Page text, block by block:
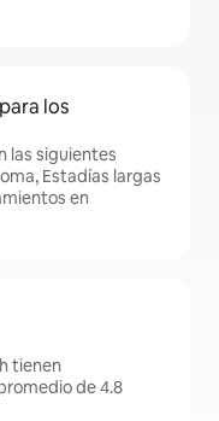
los
las siguientes
Estadías largas
en
tienen
de 4.8